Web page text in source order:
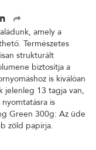
amely a
Természetes
strukturált
biztosítja a
is kiválóan
jelenleg 13 tagja van,
is
Green 300g: Az üde
zöld papírja.